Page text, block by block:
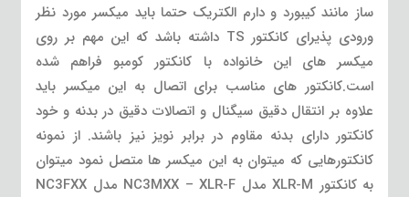
ساز مانند کیبورد و دارم الکتریک حتما باید میکسر مورد نظر
ورودی پذیرای کانکتور TS داشته باشد که این مهم بر روی
میکسر های این خانواده با کانکتور کومبو فراهم شده
است.کانکتور های مناسب برای اتصال به این میکسر باید
علاوه بر انتقال دقیق سیگنال و اتصالات دقیق در بدنه و خود
کانکتور دارای بدنه مقاوم در برابر نویز نیز باشند. از نمونه
کانکتورهایی که میتوان به این میکسر ها متصل نمود میتوان
به کانکتور XLR-M مدل NC3MXX – XLR-F مدل NC3FXX